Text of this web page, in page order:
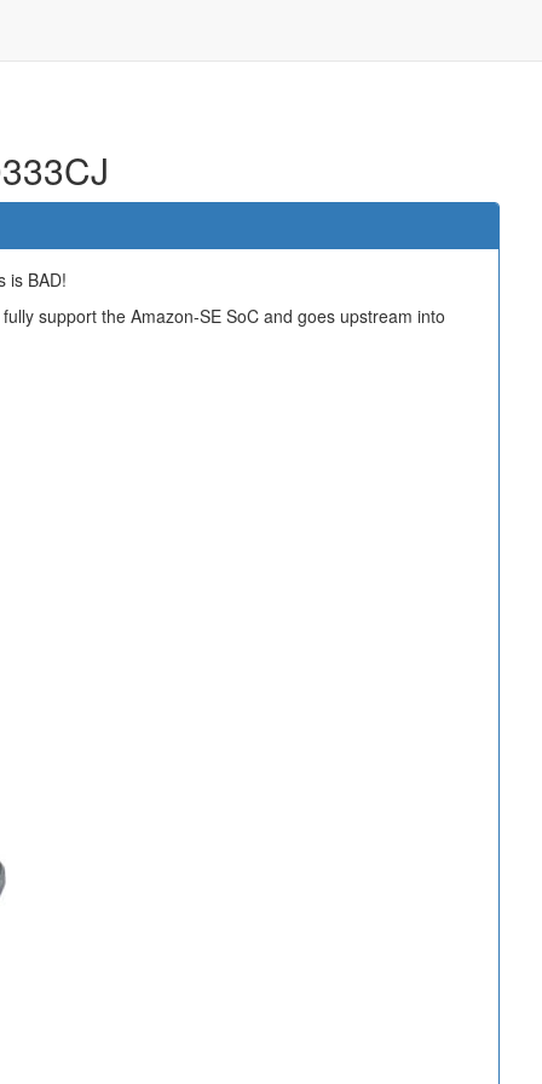
is BAD!
support the Amazon-SE SoC and goes upstream into